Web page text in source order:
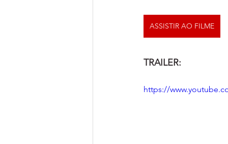
ASSISTIR AO FILME
TRAILER:
https://